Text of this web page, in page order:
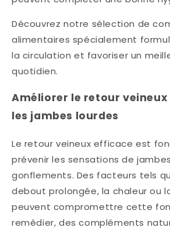
Découvrez notre sélection de
alimentaires spécialement
la circulation et favoriser un
quotidien.
Améliorer le retour
les jambes lourdes
Le retour veineux efficace est
prévenir les sensations de
gonflements. Des facteurs tels
debout prolongée, la chaleur ou
peuvent compromettre cette
remédier, des compléments